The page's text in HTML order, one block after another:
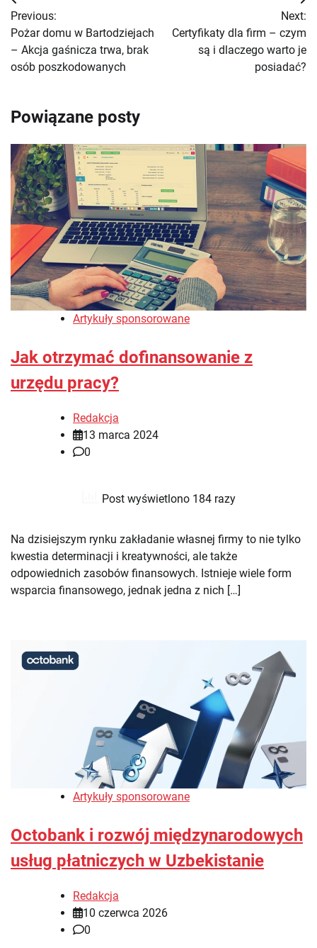
wpisu
Previous:
Pożar domu w Bartodziejach
– Akcja gaśnicza trwa, brak
osób poszkodowanych
Next:
Certyfikaty dla firm – czym
są i dlaczego warto je
posiadać?
Powiązane posty
Artykuły sponsorowane
Jak otrzymać dofinansowanie z
urzędu pracy?
Redakcja
13 marca 2024
0
Post wyświetlono 184 razy
Na dzisiejszym rynku zakładanie własnej firmy to nie tylko
kwestia determinacji i kreatywności, ale także
odpowiednich zasobów finansowych. Istnieje wiele form
wsparcia finansowego, jednak jedna z nich […]
Artykuły sponsorowane
Octobank i rozwój międzynarodowych
usług płatniczych w Uzbekistanie
Redakcja
10 czerwca 2026
0